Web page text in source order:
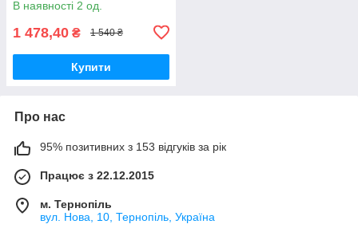
В наявності 2 од.
1 478,40 ₴ 1 540 ₴
Купити
Про нас
95% позитивних з 153 відгуків за рік
Працює з 22.12.2015
м. Тернопіль
вул. Нова, 10, Тернопіль, Україна